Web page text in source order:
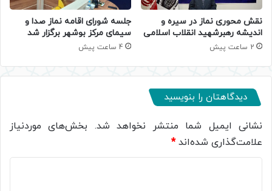
نقش محوری نماز در سیره و
اندیشه رهبرشهید انقلاب اسلامی
2 ساعت پیش
جلسه شورای اقامه نماز صدا و
سیمای مرکز بوشهر برگزار شد
4 ساعت پیش
دیدگاهتان را بنویسید
نشانی ایمیل شما منتشر نخواهد شد. بخش‌های موردنیاز
علامت‌گذاری شده‌اند*